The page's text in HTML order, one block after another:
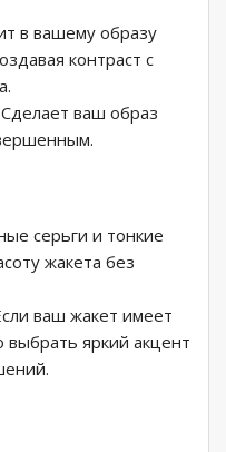
в вашему образу
контраст с
ваш образ
серьги и тонкие
жакета без
ваш жакет имеет
яркий акцент